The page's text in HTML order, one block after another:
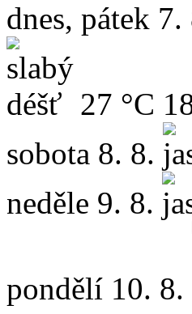
dnes, pátek
27 °C
sobota 8. 8.
neděle 9. 8.
pondělí 10. 8.